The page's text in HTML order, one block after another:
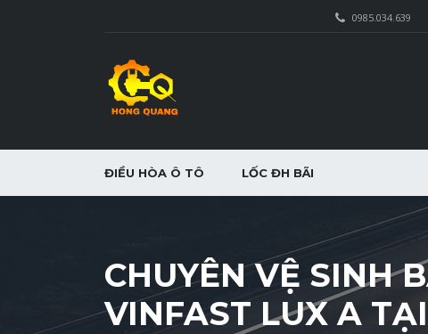
0985.034.639
ĐIỀU HÒA Ô TÔ LỐC ĐH BÃI
CHUYÊN VỆ SINH
VINFAST LUX A